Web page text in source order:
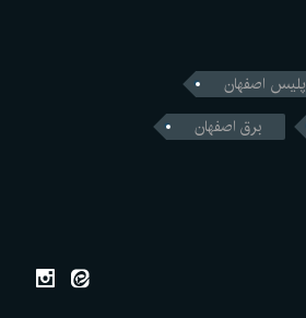
پلیس اصفهان
برق اصفهان